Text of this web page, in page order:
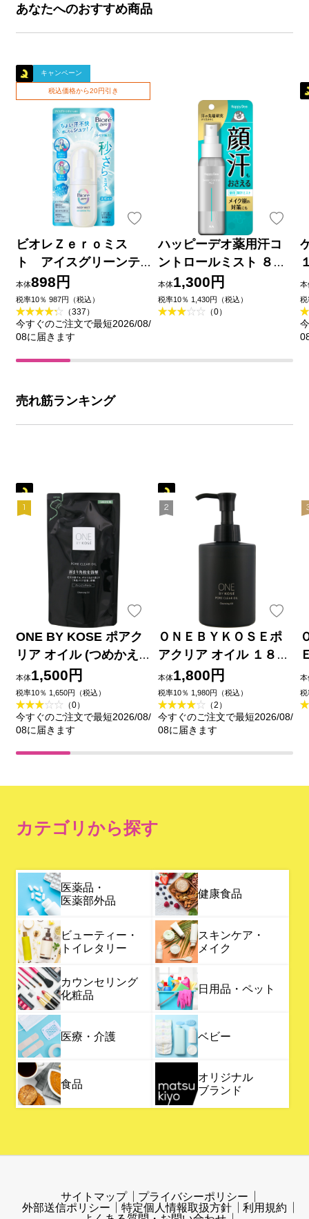
あなたへのおすすめ商品
キャンペーン
税込価格から20円引き
ビオレＺｅｒｏミス
ト アイスグリーンテ
ィーの香り ６０ｍＬ 花
王
本体898円
税率10％ 987円（税込）
（337）
今すぐのご注文で最短2026/08/
08に届きます
ハッピーデオ薬用汗コ
ントロールミスト ８０
ｍｌ マンダム (医薬部外
品)
本体1,300円
税率10％ 1,430円（税込）
（0）
本
税
売れ筋ランキング
ONE BY KOSE ポアク
リア オイル (つめかえ
用) １６０ｍＬ コーセー
本体1,500円
税率10％ 1,650円（税込）
（0）
今すぐのご注文で最短2026/08/
08に届きます
ＯＮＥＢＹＫＯＳＥポ
アクリア オイル １８０
ｍＬ コーセー
本体1,800円
税率10％ 1,980円（税込）
（2）
今すぐのご注文で最短2026/08/
08に届きます
本
税
カテゴリから探す
医薬品・
医薬部外品
健康食品
ビューティー・
トイレタリー
スキンケア・
メイク
カウンセリング
化粧品
日用品・ペット
医療・介護 ベビー
食品
オリジナル
ブランド
サイトマップ
プライバシーポリシー
外部送信ポリシー
特定個人情報取扱方針
利用規約